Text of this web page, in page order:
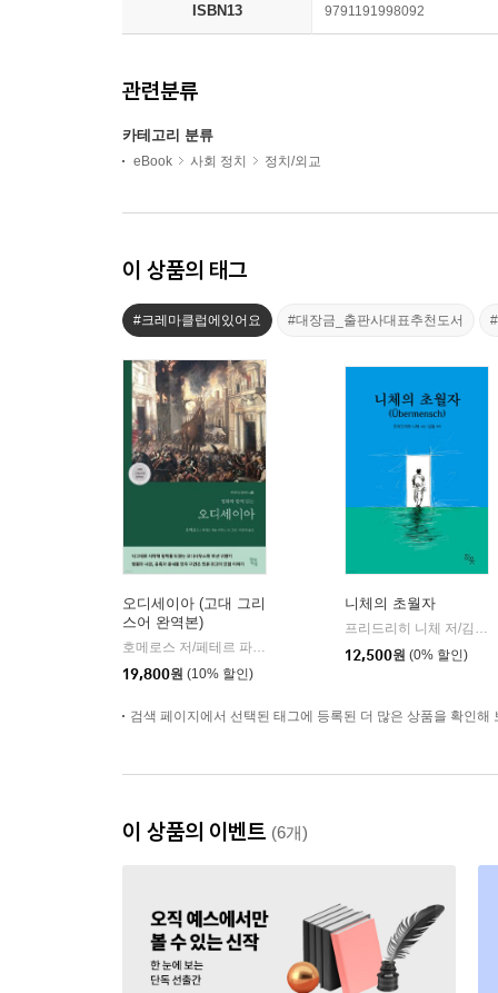
ISBN13 9791191998092
관련분류
카테고리 분류
eBook 사회 정치 정치/외교
이 상품의 태그
#크레마클럽에있어요 #대장금_출판사대표추천도서
오디세이아 (고대 그리
스어 완역본)
| 현대지성
19,800원 (10% 할인)
니체의 초월자
12,500원 (0% 할인)
검색 페이지에서 선택된 태그에 등록된 더 많은 상품을 확인해
이 상품의 이벤트 (6개)